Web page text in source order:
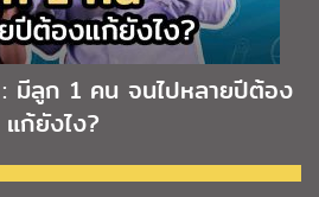
มีลูก 1 คน จนไปหลายปีต้อง
แก้ยังไง?